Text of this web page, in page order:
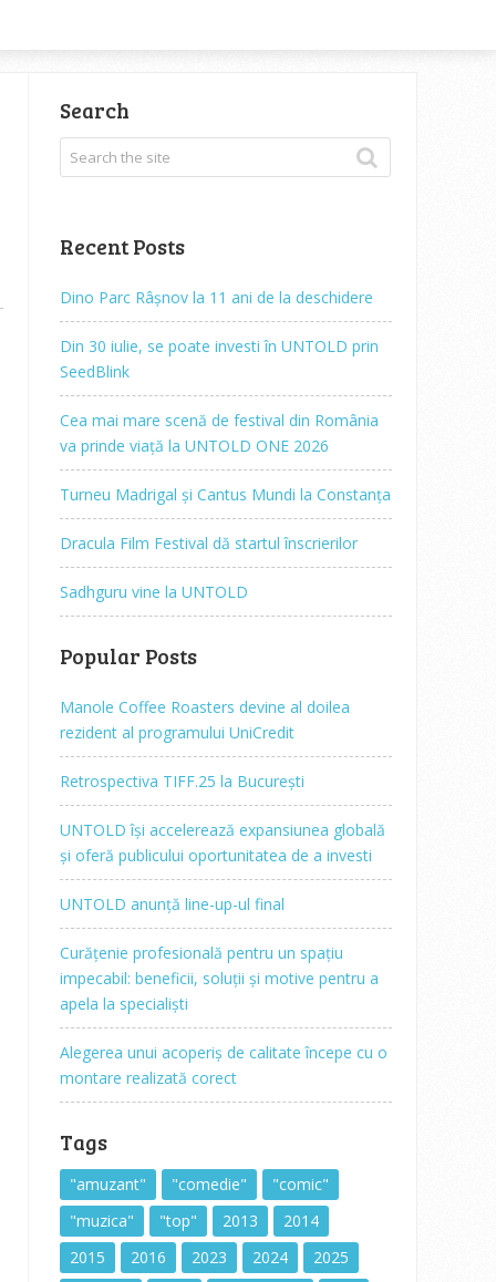
Search
Recent Posts
Dino Parc Râșnov la 11 ani de la deschidere
Din 30 iulie, se poate investi în UNTOLD prin
SeedBlink
Cea mai mare scenă de festival din România
va prinde viață la UNTOLD ONE 2026
Turneu Madrigal și Cantus Mundi la Constanța
Dracula Film Festival dă startul înscrierilor
Sadhguru vine la UNTOLD
Popular Posts
Manole Coffee Roasters devine al doilea
rezident al programului UniCredit
Retrospectiva TIFF.25 la București
UNTOLD își accelerează expansiunea globală
și oferă publicului oportunitatea de a investi
UNTOLD anunță line-up-ul final
Curățenie profesională pentru un spațiu
impecabil: beneficii, soluții și motive pentru a
apela la specialiști
Alegerea unui acoperiș de calitate începe cu o
montare realizată corect
Tags
"amuzant" "comedie"
"comic"
"muzica"
"top" 2013
2014
2015
2016 2023 2024
2025